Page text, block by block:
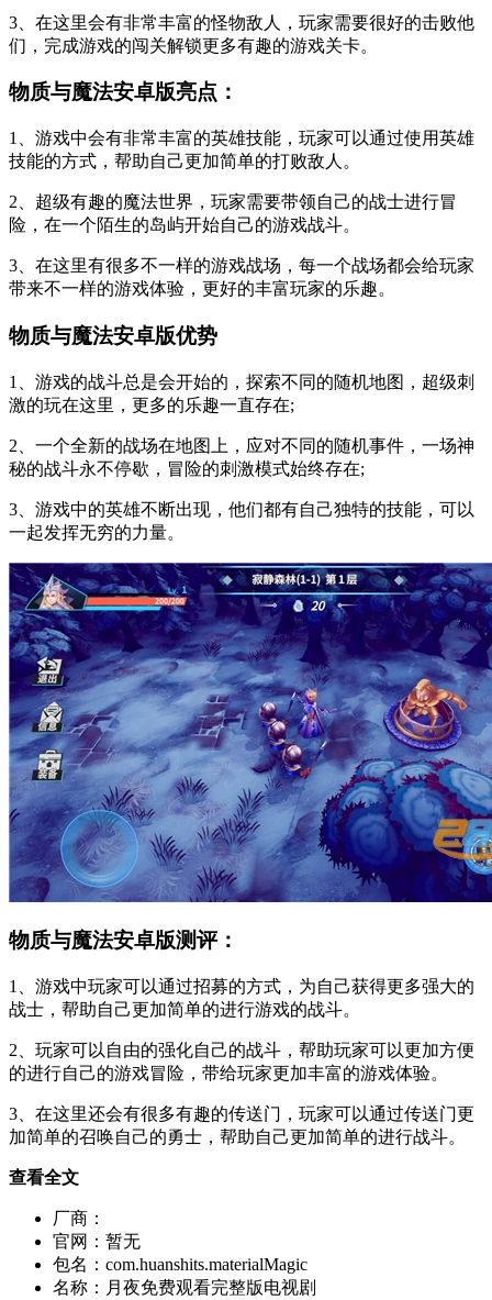
3、在这里会有非常丰富的怪物敌人，玩家需要很好的击败他
们，完成游戏的闯关解锁更多有趣的游戏关卡。
物质与魔法安卓版亮点：
1、游戏中会有非常丰富的英雄技能，玩家可以通过使用英雄
技能的方式，帮助自己更加简单的打败敌人。
2、超级有趣的魔法世界，玩家需要带领自己的战士进行冒
险，在一个陌生的岛屿开始自己的游戏战斗。
3、在这里有很多不一样的游戏战场，每一个战场都会给玩家
带来不一样的游戏体验，更好的丰富玩家的乐趣。
物质与魔法安卓版优势
1、游戏的战斗总是会开始的，探索不同的随机地图，超级刺
激的玩在这里，更多的乐趣一直存在;
2、一个全新的战场在地图上，应对不同的随机事件，一场神
秘的战斗永不停歇，冒险的刺激模式始终存在;
3、游戏中的英雄不断出现，他们都有自己独特的技能，可以
一起发挥无穷的力量。
物质与魔法安卓版测评：
1、游戏中玩家可以通过招募的方式，为自己获得更多强大的
战士，帮助自己更加简单的进行游戏的战斗。
2、玩家可以自由的强化自己的战斗，帮助玩家可以更加方便
的进行自己的游戏冒险，带给玩家更加丰富的游戏体验。
3、在这里还会有很多有趣的传送门，玩家可以通过传送门更
加简单的召唤自己的勇士，帮助自己更加简单的进行战斗。
查看全文
厂商：
官网： 暂无
包名： com.huanshits.materialMagic
名称： 月夜免费观看完整版电视剧